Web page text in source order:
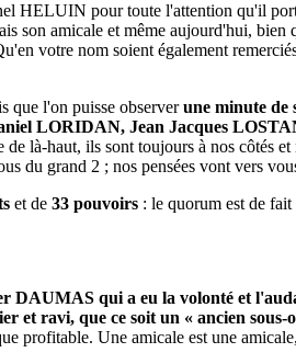
HELUIN pour toute l'attention qu'il
son amicale et même aujourd'hui,
votre nom soient également
que l'on puisse observerune minute de
LORIDAN, Jean Jacques
là-haut, ils sont toujours à nos côtés
du grand 2 ; nos pensées vont vers
et de 33 pouvoirs : le quorum est de
DAUMAS qui a eu la volonté et
et ravi, que ce soit un « ancien sous-
profitable. Une amicale est une